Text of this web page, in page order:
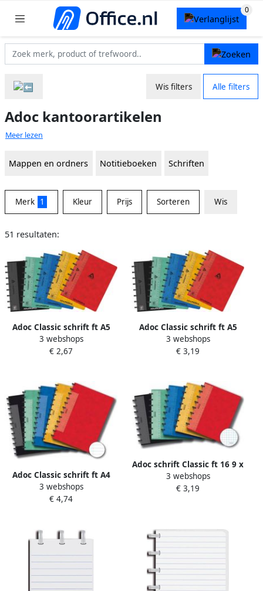
Wis filters Alle filters
Adoc kantoorartikelen
Meer lezen
Mappen en ordners Notitieboeken Schriften
Merk 1 Kleur Prijs Sorteren Wis
51 resultaten:
Adoc Classic schrift ft A5
144 bladzijden gelijnd
geassorteerde kleuren
3 webshops
€ 2,67
Adoc Classic schrift ft A5
144 bladzijden commercieel
geruit geassorteerde
3 webshops
€ 3,19
Adoc Classic schrift ft A4
144 bladzijden gelijnd
geassorteerde kleuren
3 webshops
€ 4,74
Adoc schrift Classic ft 16 9 x
21 3 cm geruit 5 mm
kleuren: zwart groen blauw
3 webshops
€ 3,19